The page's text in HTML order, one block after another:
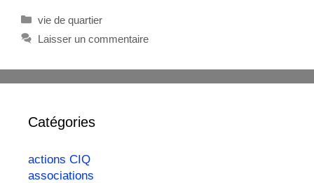
vie de quartier
Laisser un commentaire
Catégories
actions CIQ
associations